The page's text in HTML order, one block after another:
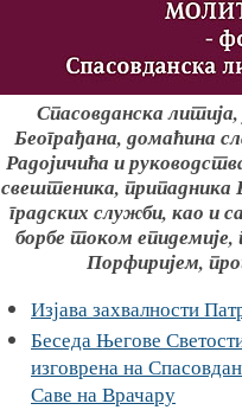
Спасовданска
Београђана, домаћина
Радојичића и
свештеника, припадника
градских служби, као и
борбе током
Порфиријем,
Изјава захвалности
Беседа Његове
изговрена на
Саве на Врачару